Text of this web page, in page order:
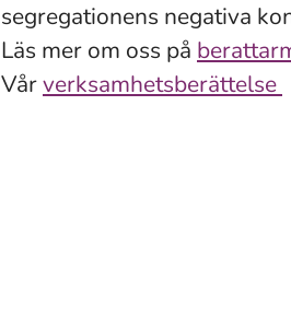
segregationens negativa
Läs mer om oss på
Vårverksamhetsberättelse